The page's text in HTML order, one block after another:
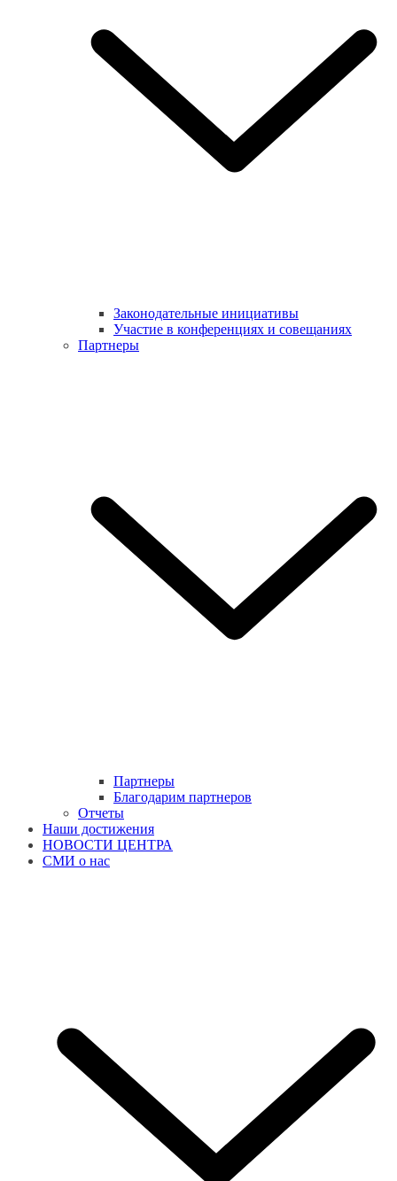
Законодательные инициативы
Участие в конференциях и совещаниях
Партнеры
Партнеры
Благодарим партнеров
Отчеты
Наши достижения
НОВОСТИ ЦЕНТРА
СМИ о нас